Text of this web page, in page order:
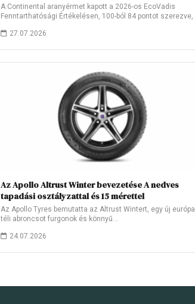
A Continental aranyérmet kapott a 2026-os EcoVadis
Fenntarthatósági Értékelésen, 100-ból 84 pontot szerezve,
27.07.2026
Az Apollo Altrust Winter bevezetése A nedves
tapadási osztályzattal és 15 mérettel
Az Apollo Tyres bemutatta az Altrust Wintert, egy új
téli abroncsot furgonok és könnyű…
24.07.2026